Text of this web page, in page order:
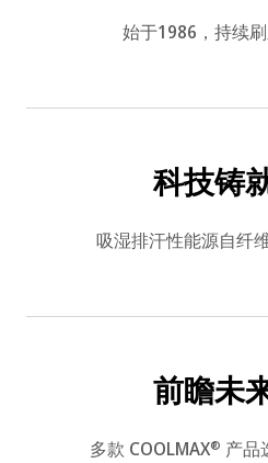
始于1986，持续刷
科技铸
吸湿排汗性能源自纤
前瞻未
多款 COOLMAX® 产品